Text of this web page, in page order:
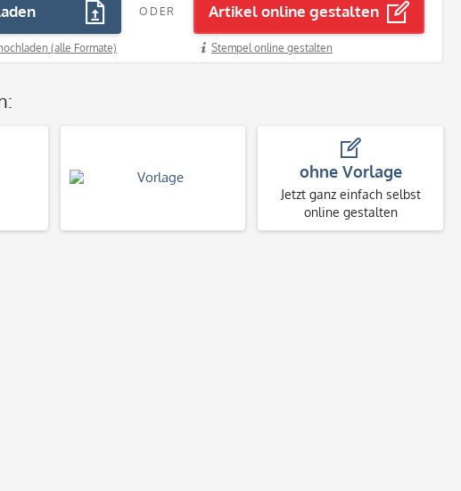
(alle Formate)
ODER Artikel online gestalten
Stempel online gestalten
ohne Vorlage
Jetzt ganz einfach selbst
online gestalten